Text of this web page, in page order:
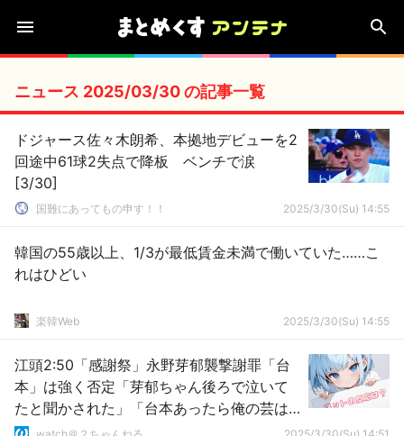
ニュース 2025/03/30 の記事一覧
ドジャース佐々木朗希、本拠地デビューを2
回途中61球2失点で降板 ベンチで涙
[3/30]
国難にあってもの申す！！ 2025/3/30(Su) 14:55
韓国の55歳以上、1/3が最低賃金未満で働いていた……こ
れはひどい
楽韓Web 2025/3/30(Su) 14:55
江頭2:50「感謝祭」永野芽郁襲撃謝罪「台
本」は強く否定「芽郁ちゃん後ろで泣いて
たと聞かされた」「台本あったら俺の芸は
笑えない」